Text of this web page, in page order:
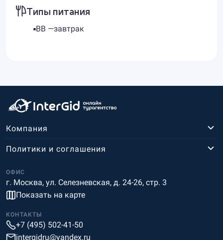
Типы питания
BB —завтрак
Компания
ОФИС
г. Москва, ул. Селезневская, д. 24-26, стр. 3
Показать на карте
Политики и соглашения
КОНТАКТЫ
+7 (495) 502-41-50
intergidru@yandex.ru